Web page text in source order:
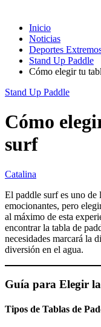
Inicio
Noticias
Deportes
Stand Up Paddle
Cómo elegir tu
Stand Up Paddle
Cómo
surf
Catalina
El paddle surf es uno de
emocionantes, pero
al máximo de esta
encontrar la tabla de
necesidades marcará la
diversión en el agua.
Guía para Elegir
Tipos de Tablas de